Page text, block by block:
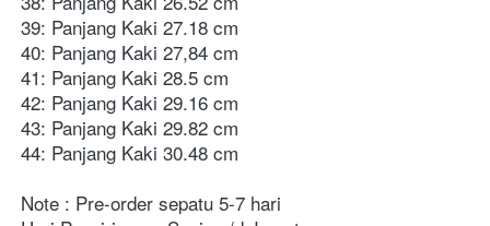
39: Panjang Kaki 27.18 cm
40: Panjang Kaki 27,84 cm
41: Panjang Kaki 28.5 cm
42: Panjang Kaki 29.16 cm
43: Panjang Kaki 29.82 cm
44: Panjang Kaki 30.48 cm
Note : Pre-order sepatu 5-7 hari